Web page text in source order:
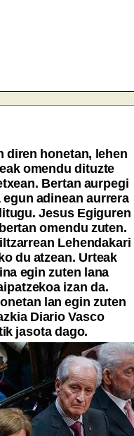
diren honetan, lehen
omendu dituzte
Bertan aurpegi
adinean aurrera
Jesus Egiguren
omendu zuten.
Lehendakari
du atzean. Urteak
egin zuten lana
izan da.
lan egin zuten
Diario Vasco
jasota dago.